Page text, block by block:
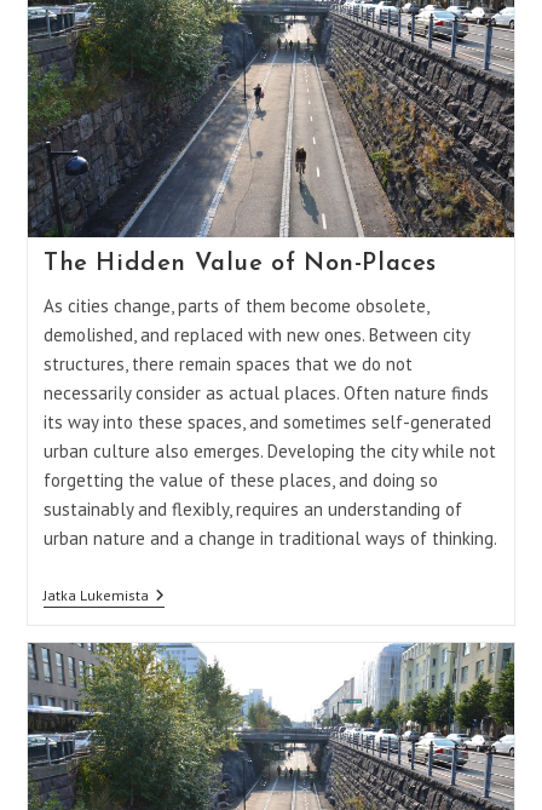
The Hidden Value of Non-Places
As cities change, parts of them become obsolete,
demolished, and replaced with new ones. Between city
structures, there remain spaces that we do not
necessarily consider as actual places. Often nature finds
its way into these spaces, and sometimes self-generated
urban culture also emerges. Developing the city while not
forgetting the value of these places, and doing so
sustainably and flexibly, requires an understanding of
urban nature and a change in traditional ways of thinking.
Jatka LukemistaThe
Hidden
Of
Non-
Places